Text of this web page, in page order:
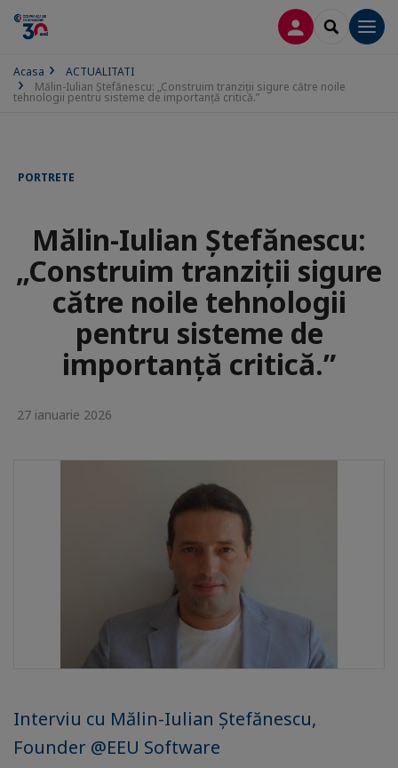
CONECTARE
SEARCH
Acasa
ACTUALITATI
Mălin-Iulian Ștefănescu: „Construim tranziții sigure către noile
tehnologii pentru sisteme de importanță critică.”
PORTRETE
Mălin-Iulian Ștefănescu:
„Construim tranziții sigure
către noile tehnologii
pentru sisteme de
importanță critică.”
27 ianuarie 2026
Interviu cu Mălin-Iulian Ștefănescu,
Founder @EEU Software